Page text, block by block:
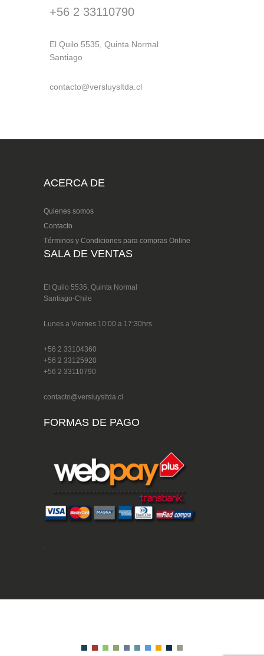
+56 2 33110790
El Quilo 5535, Quinta Normal
Santiago
contacto@versluysltda.cl
ACERCA DE
Quienes somos
Contacto
Términos y Condiciones para compras Online
SALA DE VENTAS
El Quilo 5535, Quinta Normal
Santiago-Chile
Lunes a Viernes 10:00 a 17:30hrs
+56 2 33104360
+56 2 33125920
+56 2 33110790
contacto@versluysltda.cl
FORMAS DE PAGO
.